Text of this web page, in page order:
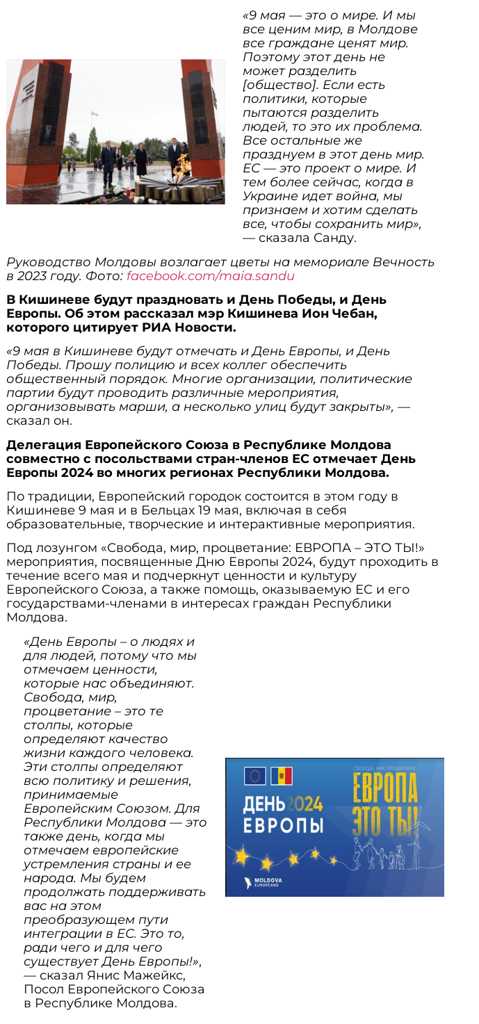
«9 мая — это о мире. И мы
все ценим мир, в Молдове
все граждане ценят мир.
Поэтому этот день не
может разделить
[общество]. Если есть
политики, которые
пытаются разделить
людей, то это их проблема.
Все остальные же
празднуем в этот день мир.
ЕС — это проект о мире. И
тем более сейчас, когда в
Украине идет война, мы
признаем и хотим сделать
все, чтобы сохранить мир»,
— сказала Санду.
Руководство Молдовы возлагает цветы на мемориале Вечность
в 2023 году. Фото: facebook.com/maia.sandu
В Кишиневе будут праздновать и День Победы, и День
Европы. Об этом рассказал мэр Кишинева Ион Чебан,
которого цитирует РИА Новости.
«9 мая в Кишиневе будут отмечать и День Европы, и День
Победы. Прошу полицию и всех коллег обеспечить
общественный порядок. Многие организации, политические
партии будут проводить различные мероприятия,
организовывать марши, а несколько улиц будут закрыты», —
сказал он.
Делегация Европейского Союза в Республике Молдова
совместно с посольствами стран-членов ЕС отмечает День
Европы 2024 во многих регионах Республики Молдова.
По традиции, Европейский городок состоится в этом году в
Кишиневе 9 мая и в Бельцах 19 мая, включая в себя
образовательные, творческие и интерактивные мероприятия.
Под лозунгом «Свобода, мир, процветание: ЕВРОПА – ЭТО ТЫ!»
мероприятия, посвященные Дню Европы 2024, будут проходить в
течение всего мая и подчеркнут ценности и культуру
Европейского Союза, а также помощь, оказываемую ЕС и его
государствами-членами в интересах граждан Республики
Молдова.
«День Европы – о людях и
для людей, потому что мы
отмечаем ценности,
которые нас объединяют.
Свобода, мир,
процветание – это те
столпы, которые
определяют качество
жизни каждого человека.
Эти столпы определяют
всю политику и решения,
принимаемые
Европейским Союзом. Для
Республики Молдова — это
также день, когда мы
отмечаем европейские
устремления страны и ее
народа. Мы будем
продолжать поддерживать
вас на этом
преобразующем пути
интеграции в ЕС. Это то,
ради чего и для чего
существует День Европы!»,
— сказал Янис Мажейкс,
Посол Европейского Союза
в Республике Молдова.